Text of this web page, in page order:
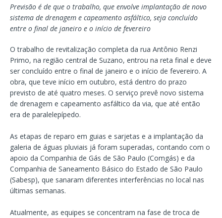
Previsão é de que o trabalho, que envolve implantação de novo
sistema de drenagem e capeamento asfáltico, seja concluído
entre o final de janeiro e o início de fevereiro
O trabalho de revitalização completa da rua Antônio Renzi
Primo, na região central de Suzano, entrou na reta final e deve
ser concluído entre o final de janeiro e o início de fevereiro. A
obra, que teve início em outubro, está dentro do prazo
previsto de até quatro meses. O serviço prevê novo sistema
de drenagem e capeamento asfáltico da via, que até então
era de paralelepípedo.
As etapas de reparo em guias e sarjetas e a implantação da
galeria de águas pluviais já foram superadas, contando com o
apoio da Companhia de Gás de São Paulo (Comgás) e da
Companhia de Saneamento Básico do Estado de São Paulo
(Sabesp), que sanaram diferentes interferências no local nas
últimas semanas.
Atualmente, as equipes se concentram na fase de troca de